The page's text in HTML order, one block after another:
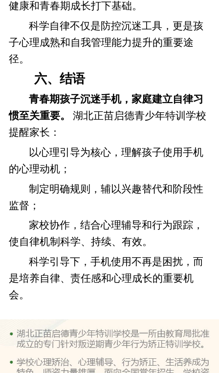
健康和青春期成长打下基础。
科学自律不仅是防控沉迷工具，更是孩
子心理成熟和自我管理能力提升的重要途
径。
六、结语
青春期孩子沉迷手机，家庭建立自律习
惯至关重要。
湖北正苗启德青少年特训学校
提醒家长：
以心理引导为核心，理解孩子使用手机
的心理动机；
制定明确规则，辅以兴趣替代和阶段性
监督；
家校协作，结合心理辅导和行为跟踪，
使自律机制科学、持续、有效。
科学引导下，手机使用不再是困扰，而
是培养自律、责任感和心理成长的重要机
会。